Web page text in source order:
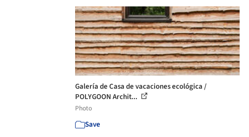
Galería de Casa de vacaciones ecológica /
POLYGOON Archit...
Photo
Save